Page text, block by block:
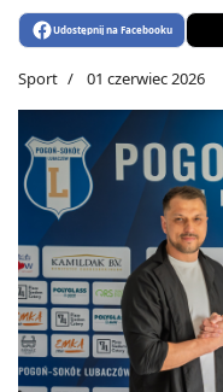
Udostępnij na Facebooku
Sport 01 czerwiec 2026